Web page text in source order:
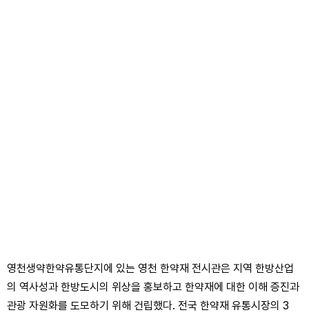
영천생약한약유통단지에 있는 영천 한약재 전시관은 지역 한방산업
의 역사성과 한방도시의 위상을 홍보하고 한약재에 대한 이해 증진과
관광 자원화를 도모하기 위해 건립했다. 전국 한약재 유통시장의 3